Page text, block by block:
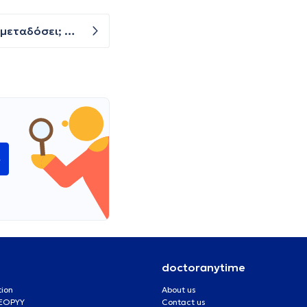
Εάν κάποιος έχει τον ιό hpv στο στόμα του και κάποιος άλλος φάει από το φαγητό που έτρωγε ο ίδιος,θα το μεταδόσει; Μεταδίδεται με κοινή χρήση μαχαιροπηρουνων, ποτηριών;
doctoranytime
About us
Contact us